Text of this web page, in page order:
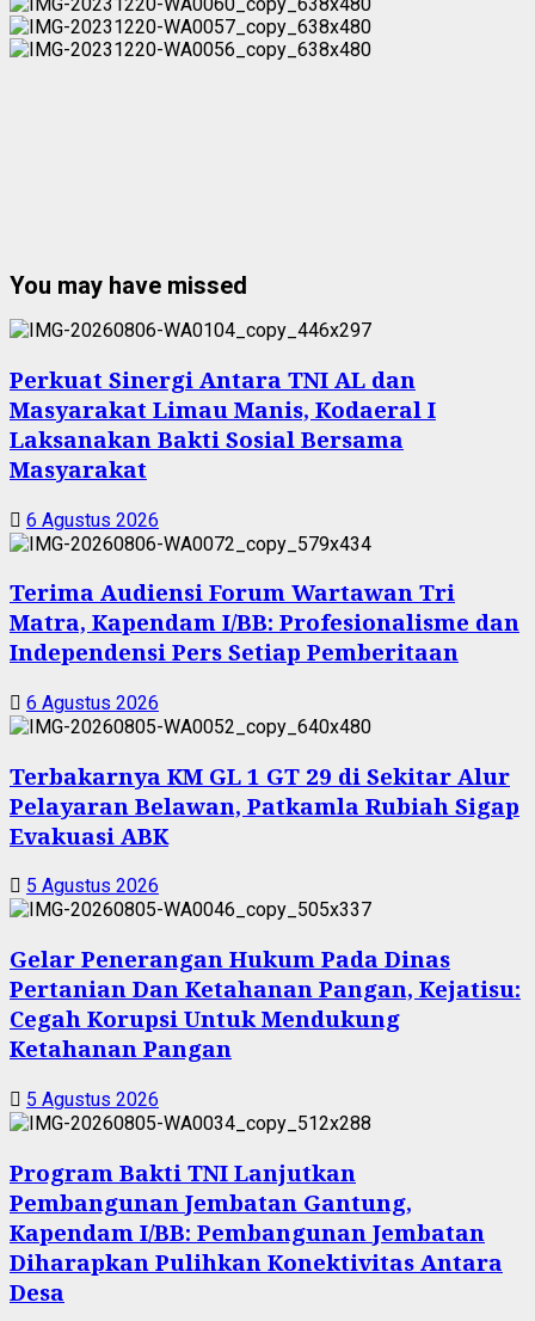
You may have missed
Perkuat Sinergi Antara TNI AL dan
Masyarakat Limau Manis, Kodaeral I
Laksanakan Bakti Sosial Bersama
Masyarakat
6 Agustus 2026
Terima Audiensi Forum Wartawan Tri
Matra, Kapendam I/BB: Profesionalisme dan
Independensi Pers Setiap Pemberitaan
6 Agustus 2026
Terbakarnya KM GL 1 GT 29 di Sekitar Alur
Pelayaran Belawan, Patkamla Rubiah Sigap
Evakuasi ABK
5 Agustus 2026
Gelar Penerangan Hukum Pada Dinas
Pertanian Dan Ketahanan Pangan, Kejatisu:
Cegah Korupsi Untuk Mendukung
Ketahanan Pangan
5 Agustus 2026
Program Bakti TNI Lanjutkan
Pembangunan Jembatan Gantung,
Kapendam I/BB: Pembangunan Jembatan
Diharapkan Pulihkan Konektivitas Antara
Desa